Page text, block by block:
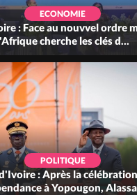
ECONOMIE
: Face au nouvvel ordre
cherche les clés d...
POLITIQUE
: Après la
à Yopougon,